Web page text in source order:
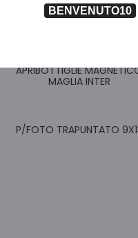
APRIBOTTIGLIE
MAGLIA INTER
P/FOTO TRAPUNTATO
BENVENUTO10